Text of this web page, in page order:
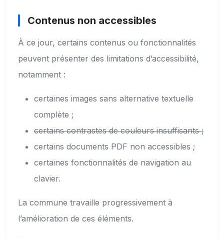
Contenus non accessibles
À ce jour, certains contenus ou fonctionnalités
peuvent présenter des limitations d’accessibilité,
notamment :
certaines images sans alternative textuelle
complète ;
certains contrastes de couleurs insuffisants ;
certains documents PDF non accessibles ;
certaines fonctionnalités de navigation au
clavier.
La commune travaille progressivement à
l’amélioration de ces éléments.